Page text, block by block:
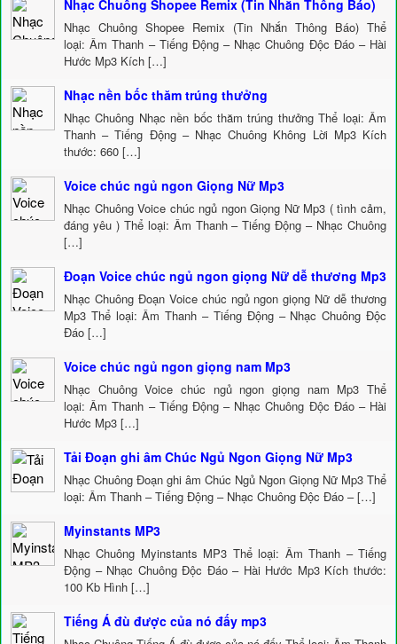
Nhạc Chuông Shopee Remix (Tin Nhắn Thông Báo)
Nhạc Chuông Shopee Remix (Tin Nhắn Thông Báo) Thể
loại: Âm Thanh – Tiếng Động – Nhạc Chuông Độc Đáo – Hài
Hước Mp3 Kích […]
Nhạc nền bốc thăm trúng thưởng
Nhạc Chuông Nhạc nền bốc thăm trúng thưởng Thể loại: Âm
Thanh – Tiếng Động – Nhạc Chuông Không Lời Mp3 Kích
thước: 660 […]
Voice chúc ngủ ngon Giọng Nữ Mp3
Nhạc Chuông Voice chúc ngủ ngon Giọng Nữ Mp3 ( tình cảm,
đáng yêu ) Thể loại: Âm Thanh – Tiếng Động – Nhạc Chuông
[…]
Đoạn Voice chúc ngủ ngon giọng Nữ dễ thương Mp3
Nhạc Chuông Đoạn Voice chúc ngủ ngon giọng Nữ dễ thương
Mp3 Thể loại: Âm Thanh – Tiếng Động – Nhạc Chuông Độc
Đáo […]
Voice chúc ngủ ngon giọng nam Mp3
Nhạc Chuông Voice chúc ngủ ngon giọng nam Mp3 Thể
loại: Âm Thanh – Tiếng Động – Nhạc Chuông Độc Đáo – Hài
Hước Mp3 […]
Tải Đoạn ghi âm Chúc Ngủ Ngon Giọng Nữ Mp3
Nhạc Chuông Đoạn ghi âm Chúc Ngủ Ngon Giọng Nữ Mp3 Thể
loại: Âm Thanh – Tiếng Động – Nhạc Chuông Độc Đáo – […]
Myinstants MP3
Nhạc Chuông Myinstants MP3 Thể loại: Âm Thanh – Tiếng
Động – Nhạc Chuông Độc Đáo – Hài Hước Mp3 Kích thước:
100 Kb Hình […]
Tiếng Á đù được của nó đấy mp3